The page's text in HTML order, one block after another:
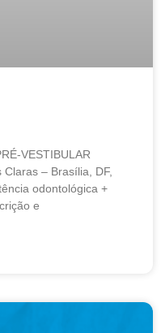
VESTIBULAR
Claras – Brasília, DF,
odontológica +
e